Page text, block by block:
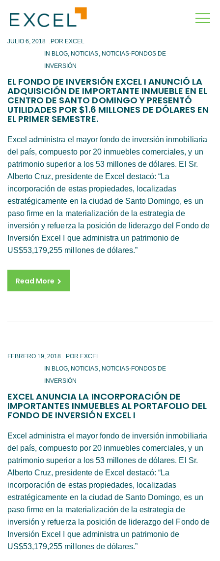
JULIO 6, 2018
IN BLOG, NOTICIAS, NOTICIAS-FONDOS DE
INVERSIÓN
EL FONDO DE INVERSIÓN EXCEL I ANUNCIÓ LA
ADQUISICIÓN DE IMPORTANTE INMUEBLE EN EL
CENTRO DE SANTO DOMINGO Y PRESENTÓ
UTILIDADES POR $1.6 MILLONES DE DÓLARES EN
EL PRIMER SEMESTRE.
Excel administra el mayor fondo de inversión inmobiliaria
del país, compuesto por 20 inmuebles comerciales, y un
patrimonio superior a los 53 millones de dólares. El Sr.
Alberto Cruz, presidente de Excel destacó: “La
incorporación de estas propiedades, localizadas
estratégicamente en la ciudad de Santo Domingo, es un
paso firme en la materialización de la estrategia de
inversión y refuerza la posición de liderazgo del Fondo de
Inversión Excel I que administra un patrimonio de
US$53,179,255 millones de dólares.”
Read More
FEBRERO 19, 2018
IN BLOG, NOTICIAS, NOTICIAS-FONDOS DE
INVERSIÓN
EXCEL ANUNCIA LA INCORPORACIÓN DE
IMPORTANTES INMUEBLES AL PORTAFOLIO DEL
FONDO DE INVERSIÓN EXCEL I
Excel administra el mayor fondo de inversión inmobiliaria
del país, compuesto por 20 inmuebles comerciales, y un
patrimonio superior a los 53 millones de dólares. El Sr.
Alberto Cruz, presidente de Excel destacó: “La
incorporación de estas propiedades, localizadas
estratégicamente en la ciudad de Santo Domingo, es un
paso firme en la materialización de la estrategia de
inversión y refuerza la posición de liderazgo del Fondo de
Inversión Excel I que administra un patrimonio de
US$53,179,255 millones de dólares.”